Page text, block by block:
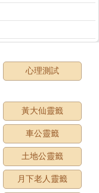
心理測試
黃大仙靈籤
車公靈籤
土地公靈籤
月下老人靈籤